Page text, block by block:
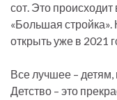
сот. Это
«Большая
открыть уже в 2021
Все лучшее –
Детство – это